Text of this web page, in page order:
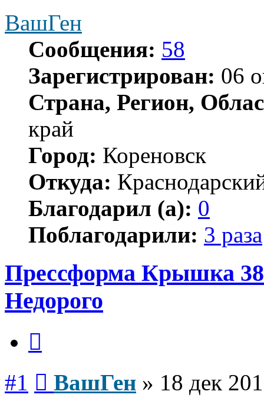
ВашГен
Сообщения: 58
Зарегистрирован: 06
Страна, Регион,
край
Город: Кореновск
Откуда:
Благодарил (а): 0
Поблагодарили: 3 раза
Прессформа Крышка
Недорого
#1 ВашГен » 18 дек